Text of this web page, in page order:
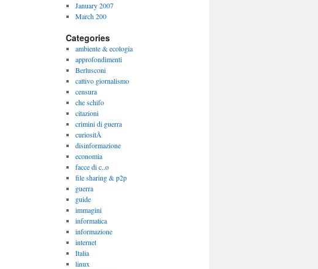
January 2007
March 200
Categories
ambiente & ecologia
approfondimenti
Berlusconi
cattivo giornalismo
censura
che schifo
citazioni
crimini di guerra
curiositÃ
disinformazione
economia
facce di c..o
file sharing & p2p
guerra
guide
immagini
informatica
informazione
internet
Italia
linux